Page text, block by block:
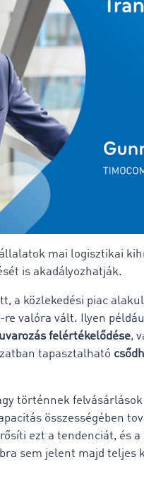
mai logisztikai
is akadályozhatják.
a közlekedési piac
re valóra vált. Ilyen
felértékelődése,
tapasztalható
történnek felvásárlások
összességében
ezt a tendenciát, és a
sem jelent majd teljes